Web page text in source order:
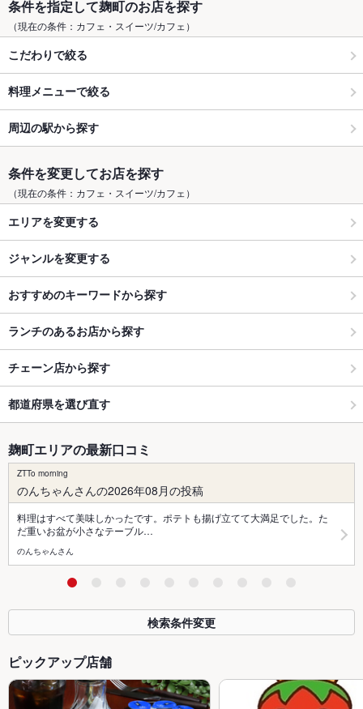
条件を指定して麹町のお店を探す
（現在の条件：カフェ・スイーツ/カフェ）
こだわりで絞る
料理メニューで絞る
周辺の駅から探す
条件を変更してお店を探す
（現在の条件：カフェ・スイーツ/カフェ）
エリアを変更する
ジャンルを変更する
おすすめのキーワードから探す
ランチのあるお店から探す
チェーン店から探す
都道府県を選び直す
麹町エリアの最新口コミ
ZTTo morning
のんちゃんさんの2026年08月の投稿
料理はすべて美味しかったです。ポテトも揚げ立てて大満足でした。た
だ重いお盆が小さなテーブル…
のんちゃんさん
検索条件変更
ピックアップ店舗